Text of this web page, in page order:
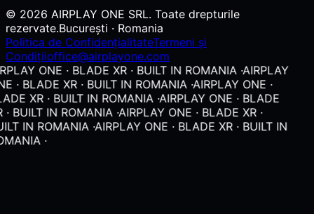
© 2026 AIRPLAY ONE SRL. Toate drepturile
rezervate.București · Romania
Politica de ConfidențialitateTermeni și
Condițiioffice@airplayone.com
ONE · BLADE XR · BUILT IN ROMANIA ·AIRPLAY
· BLADE XR · BUILT IN ROMANIA ·AIRPLAY ONE ·
XR · BUILT IN ROMANIA ·AIRPLAY ONE · BLADE
· BUILT IN ROMANIA ·AIRPLAY ONE · BLADE XR ·
IN ROMANIA ·AIRPLAY ONE · BLADE XR · BUILT IN
·